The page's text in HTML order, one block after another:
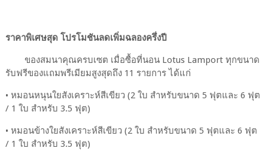
ราคาพิเศษสุด โปรโมชันลดเพิ่มฉลองครึ่งปี
ของสมนาคุณครบเซต เมื่อซื้อที่นอน Lotus Lamport ทุกขนาด
รับฟรีของแถมพรีเมียมสูงสุดถึง 11 รายการ ได้แก่
• หมอนหนุนใยสังเคราะห์สีเขียว (2 ใบ สำหรับขนาด 5 ฟุตและ 6 ฟุต
/ 1 ใบ สำหรับ 3.5 ฟุต)
• หมอนข้างใยสังเคราะห์สีเขียว (2 ใบ สำหรับขนาด 5 ฟุตและ 6 ฟุต
/ 1 ใบ สำหรับ 3.5 ฟุต)